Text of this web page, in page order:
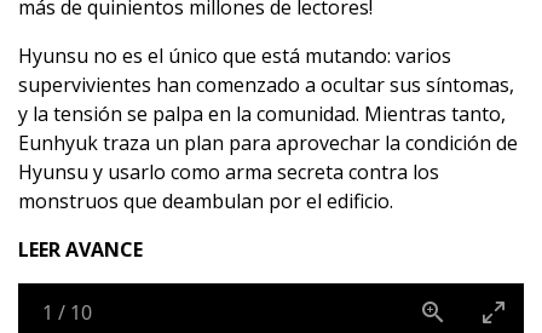
más de quinientos millones de lectores!
Hyunsu no es el único que está mutando: varios
supervivientes han comenzado a ocultar sus síntomas,
y la tensión se palpa en la comunidad. Mientras tanto,
Eunhyuk traza un plan para aprovechar la condición de
Hyunsu y usarlo como arma secreta contra los
monstruos que deambulan por el edificio.
LEER AVANCE
1 / 10